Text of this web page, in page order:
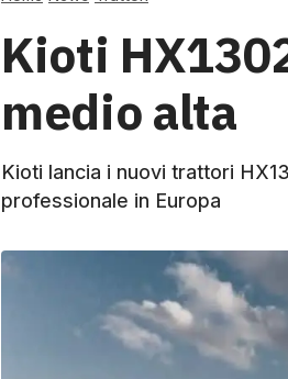
Kioti
medio alta
Kioti lancia i nuovi trattori
professionale in Europa